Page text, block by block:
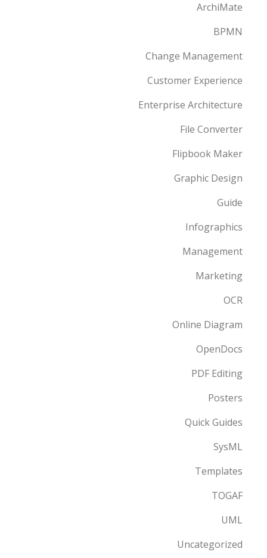
ArchiMate
BPMN
Change Management
Customer Experience
Enterprise Architecture
File Converter
Flipbook Maker
Graphic Design
Guide
Infographics
Management
Marketing
OCR
Online Diagram
OpenDocs
PDF Editing
Posters
Quick Guides
SysML
Templates
TOGAF
UML
Uncategorized